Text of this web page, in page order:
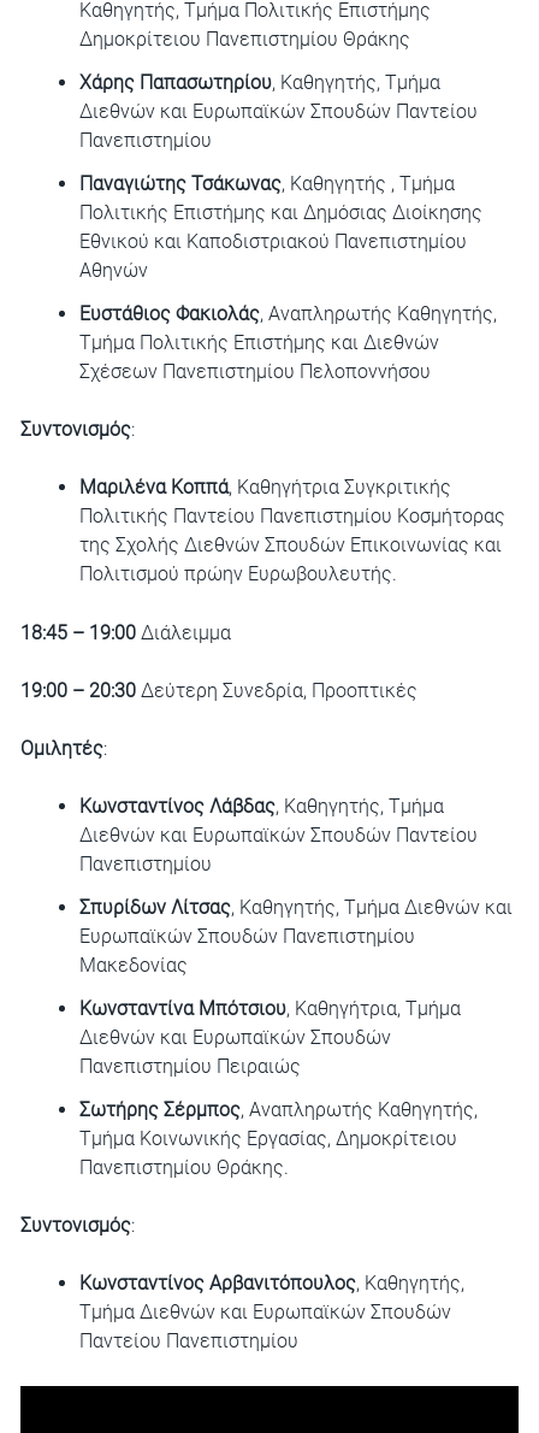
Καθηγητής, Τμήμα Πολιτικής Επιστήμης
Δημοκρίτειου Πανεπιστημίου Θράκης
Χάρης Παπασωτηρίου, Καθηγητής, Τμήμα
Διεθνών και Ευρωπαϊκών Σπουδών Παντείου
Πανεπιστημίου
Παναγιώτης Τσάκωνας, Καθηγητής , Τμήμα
Πολιτικής Επιστήμης και Δημόσιας Διοίκησης
Εθνικού και Καποδιστριακού Πανεπιστημίου
Αθηνών
Ευστάθιος Φακιολάς, Αναπληρωτής Καθηγητής,
Τμήμα Πολιτικής Επιστήμης και Διεθνών
Σχέσεων Πανεπιστημίου Πελοποννήσου
Συντονισμός:
Μαριλένα Κοππά, Καθηγήτρια Συγκριτικής
Πολιτικής Παντείου Πανεπιστημίου Κοσμήτορας
της Σχολής Διεθνών Σπουδών Επικοινωνίας και
Πολιτισμού πρώην Ευρωβουλευτής.
18:45 – 19:00Διάλειμμα
19:00 – 20:30Δεύτερη Συνεδρία, Προοπτικές
Ομιλητές:
Κωνσταντίνος Λάβδας, Καθηγητής, Τμήμα
Διεθνών και Ευρωπαϊκών Σπουδών Παντείου
Πανεπιστημίου
Σπυρίδων Λίτσας, Καθηγητής, Τμήμα Διεθνών και
Ευρωπαϊκών Σπουδών Πανεπιστημίου
Μακεδονίας
Κωνσταντίνα Μπότσιου, Καθηγήτρια, Τμήμα
Διεθνών και Ευρωπαϊκών Σπουδών
Πανεπιστημίου Πειραιώς
Σωτήρης Σέρμπος, Αναπληρωτής Καθηγητής,
Τμήμα Κοινωνικής Εργασίας, Δημοκρίτειου
Πανεπιστημίου Θράκης.
Συντονισμός:
Κωνσταντίνος Αρβανιτόπουλος, Καθηγητής,
Τμήμα Διεθνών και Ευρωπαϊκών Σπουδών
Παντείου Πανεπιστημίου